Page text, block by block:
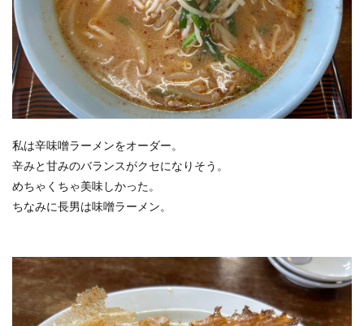
私は辛味噌ラーメンをオーダー。
辛みと甘みのバランスがクセになりそう。
めちゃくちゃ美味しかった。
ちなみに長男は味噌ラーメン。